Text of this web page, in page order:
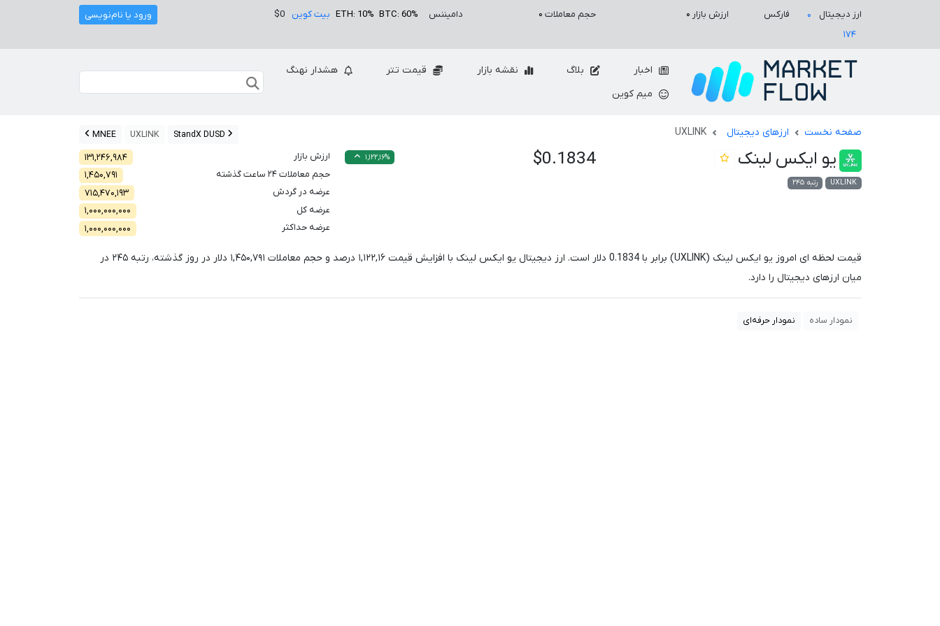
ارز دیجیتال ۰
فارکس
۱۷۴
ارزش بازار ۰ حجم معاملات ۰ دامیننس BTC: 60%
ETH: 10% بیت کوین $0 ورود یا نام‌نویسی
اخبار بلاگ نقشه بازار قیمت تتر
هشدار نهنگ
میم کوین
صفحه نخست ارزهای دیجیتال UXLINK
UXLINK
MNEE
یو ایکس لینک
UXLINK رتبه ۲۴۵
$0.1834 ۱,۱۲۲,۱۶% ارزش بازار
۱۳۱,۲۴۶,۹۸۴
حجم معاملات ۲۴ ساعت گذشته
۱,۴۵۰,۷۹۱
عرضه در گردش
۷۱۵,۴۷۰,۱۹۳
عرضه کل
۱,۰۰۰,۰۰۰,۰۰۰
عرضه حداکثر
۱,۰۰۰,۰۰۰,۰۰۰
قیمت لحظه ای امروز یو ایکس لینک (UXLINK) برابر با 0.1834 دلار است. ارز دیجیتال یو ایکس لینک با افزایش قیمت۱,۱۲۲,۱۶ درصد و حجم معاملات ۱,۴۵۰,۷۹۱ دلار در روز گذشته، رتبه۲۴۵ در
میان ارزهای دیجیتال را دارد.
نمودار ساده نمودار حرفه‌ای